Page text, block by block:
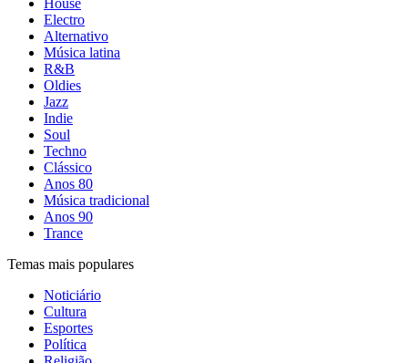
House
Electro
Alternativo
Música latina
R&B
Oldies
Jazz
Indie
Soul
Techno
Clássico
Anos 80
Música tradicional
Anos 90
Trance
Temas mais populares
Noticiário
Cultura
Esportes
Política